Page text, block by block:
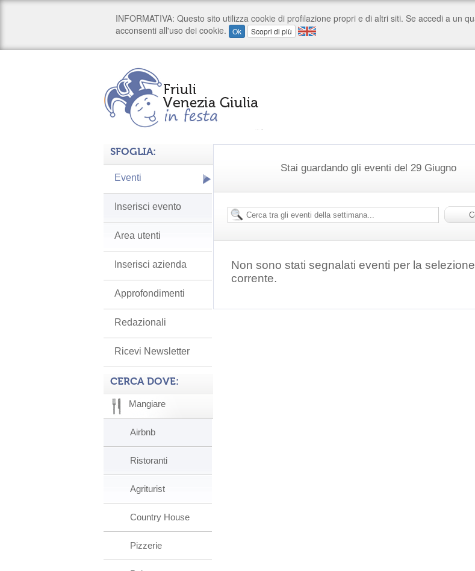
Stai guardando gli eventi del 29 Giugno
Non sono stati segnalati eventi per la selezione
corrente.
SFOGLIA:
Eventi
Inserisci evento
Area utenti
Inserisci azienda
Approfondimenti
Redazionali
Ricevi Newsletter
CERCA DOVE:
Mangiare
Airbnb
Ristoranti
Agriturist
Country House
Pizzerie